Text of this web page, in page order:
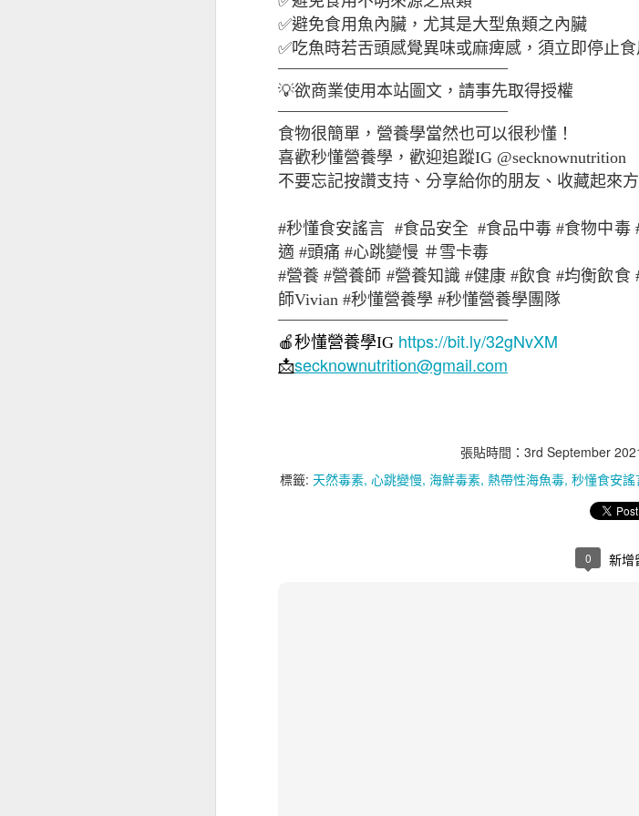
✅避免食用魚內臟，尤其是大型魚類之內臟
✅吃魚時若舌頭感覺異味或麻痺感，須立即停止食
——————————————
💡欲商業使用本站圖文，請事先取得授權
——————————————
食物很簡單，營養學當然也可以很秒懂！
喜歡秒懂營養學，歡迎追蹤IG @secknownutrition
不要忘記按讚支持、分享給你的朋友、收藏起來
#秒懂食安謠言 #食品安全 #食品中毒 #食物中毒
適 #頭痛 #心跳變慢 ＃雪卡毒
#營養 #營養師 #營養知識 #健康 #飲食 #均衡飲
師Vivian #秒懂營養學 #秒懂營養學團隊
——————————————
🍎秒懂營養學IG https://bit.ly/32gNvXM
📩secknownutrition@gmail.com
張貼時間： 3rd September
標籤: 天然毒素 心跳變慢 海鮮毒素 熱帶性海魚毒 秒懂食安謠
0 新增
牛奶與痘痘